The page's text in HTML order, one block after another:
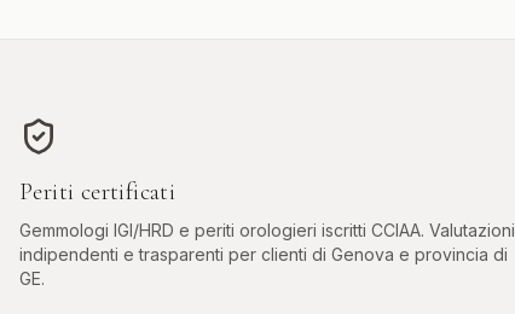
Periti certificati
Gemmologi IGI/HRD e periti orologieri iscritti CCIAA. Valutazioni
indipendenti e trasparenti per clienti di Genova e provincia di
GE.